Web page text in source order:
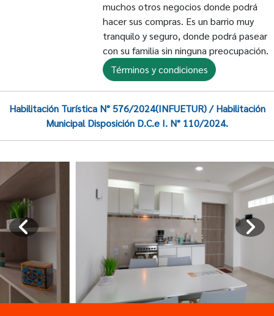
muchos otros negocios donde podrá
hacer sus compras. Es un barrio muy
tranquilo y seguro, donde podrá pasear
con su familia sin ninguna preocupación.
Términos y condiciones
Habilitación Turística N° 576/2024(INFUETUR) / Habilitación
Municipal Disposición D.C.e I. N° 110/2024.